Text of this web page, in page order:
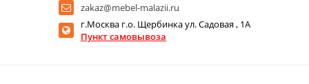
zakaz@mebel-malazii.ru
г.Москва г.о. Щербинка ул. Садовая , 1А
Пункт самовывоза